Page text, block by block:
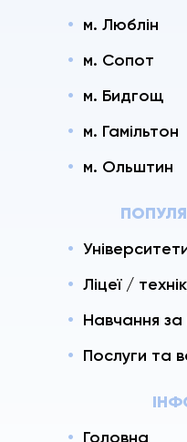
м. Люблін
м. Сопот
м. Бидгощ
м. Гамільтон
м. Ольштин
Ліцеї /
Навчання
Послуги та
Головна